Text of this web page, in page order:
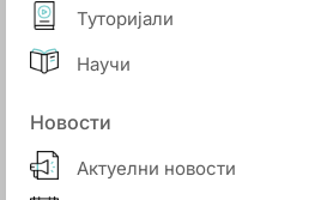
Туторијали
Научи
Новости
Актуелни новости